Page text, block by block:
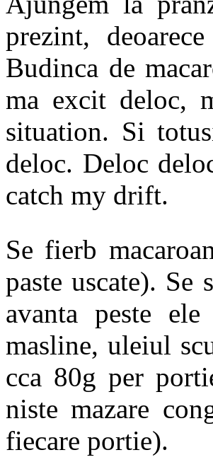
prezint,
Budinca de
ma excit deloc,
situation. Si
deloc. Deloc
catch my drift.
Se fierb
paste uscate). Se
avanta peste
masline, uleiul
cca 80g per
niste mazare
fiecare portie).